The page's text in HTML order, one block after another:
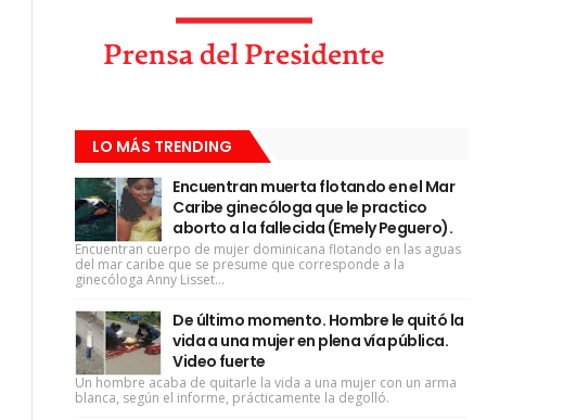
LO MÁS TRENDING
Encuentran muerta flotando en el Mar
Caribe ginecóloga que le practico
aborto a la fallecida (Emely Peguero).
Encuentran cuerpo de mujer dominicana flotando en las aguas
del mar caribe que se presume que corresponde a la
ginecóloga Anny Lisset...
De último momento. Hombre le quitó la
vida a una mujer en plena vía pública.
Video fuerte
Un hombre acaba de quitarle la vida a una mujer con un arma
blanca, según el informe, prácticamente la degolló.